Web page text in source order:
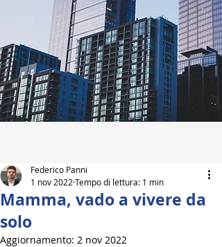
Mamma, vado a vivere da
solo
Federico Panni
1 nov 2022 Tempo di lettura: 1 min
Aggiornamento: 2 nov 2022